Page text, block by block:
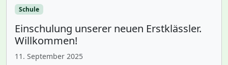
Schule
Einschulung unserer neuen Erstklässler.
Willkommen!
11. September 2025